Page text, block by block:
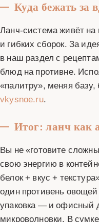
Куда бежать за
Ланч-система живёт на
и гибких сборок. За
в наш раздел с
блюд на противне.
«палитру», меняя
vkysnoe.ru.
Итог: ланч как
Вы не «готовите
свою энергию в
белок + вкус +
один противень овощей
упаковка — и офисный
микроволновки. В